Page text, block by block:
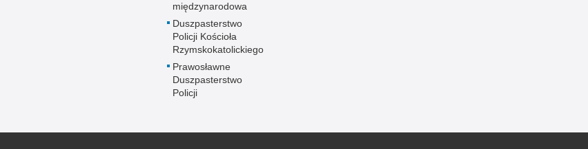
międzynarodowa
Duszpasterstwo
Policji Kościoła
Rzymskokatolickiego
Prawosławne
Duszpasterstwo
Policji